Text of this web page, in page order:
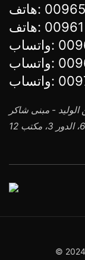
هاتف:
هاتف:
واتساب:
واتساب:
واتساب:
الوليد - مبنى شاكر
© 2024